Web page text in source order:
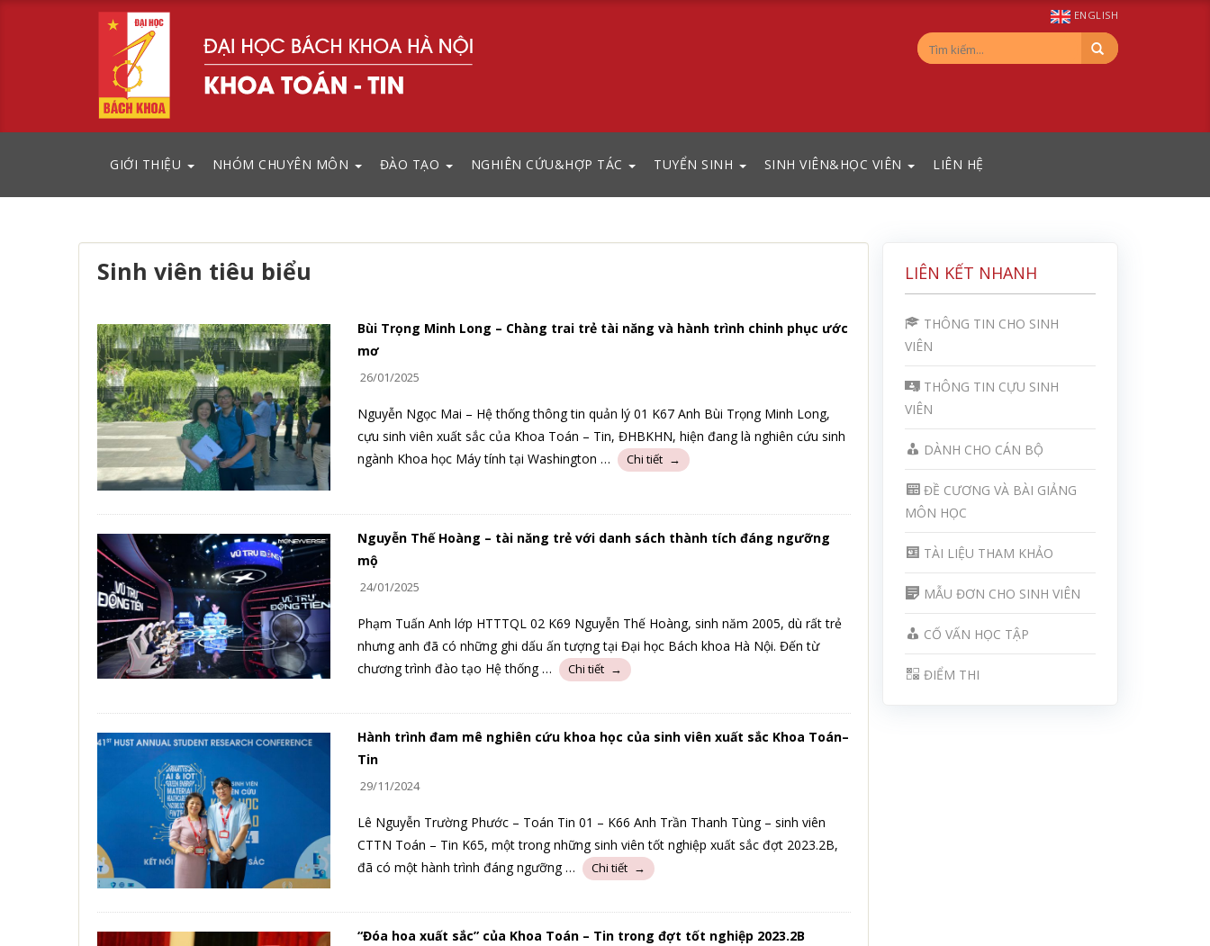
ENGLISH
GIỚI THIỆU NHÓM CHUYÊN MÔN ĐÀO TẠO NGHIÊN CỨU&HỢP TÁC TUYỂN SINH SINH VIÊN&HỌC VIÊN LIÊN HỆ
LIÊN KẾT NHANH
THÔNG TIN CHO SINH
VIÊN
THÔNG TIN CỰU SINH
VIÊN
DÀNH CHO CÁN BỘ
ĐỀ CƯƠNG VÀ BÀI GIẢNG
MÔN HỌC
TÀI LIỆU THAM KHẢO
MẪU ĐƠN CHO SINH VIÊN
CỐ VẤN HỌC TẬP
ĐIỂM THI
Sinh viên tiêu biểu
Bùi Trọng Minh Long – Chàng trai trẻ tài năng và hành trình chinh phục ước
mơ
26/01/2025
Nguyễn Ngọc Mai – Hệ thống thông tin quản lý 01 K67 Anh Bùi Trọng Minh Long,
cựu sinh viên xuất sắc của Khoa Toán – Tin, ĐHBKHN, hiện đang là nghiên cứu sinh
ngành Khoa học Máy tính tại Washington …
Nguyễn Thế Hoàng – tài năng trẻ với danh sách thành tích đáng ngưỡng
mộ
24/01/2025
Phạm Tuấn Anh lớp HTTTQL 02 K69 Nguyễn Thế Hoàng, sinh năm 2005, dù rất trẻ
nhưng anh đã có những ghi dấu ấn tượng tại Đại học Bách khoa Hà Nội. Đến từ
chương trình đào tạo Hệ thống …
Hành trình đam mê nghiên cứu khoa học của sinh viên xuất sắc Khoa Toán–
Tin
29/11/2024
Lê Nguyễn Trường Phước – Toán Tin 01 – K66 Anh Trần Thanh Tùng – sinh viên
CTTN Toán – Tin K65, một trong những sinh viên tốt nghiệp xuất sắc đợt 2023.2B,
đã có một hành trình đáng ngưỡng …
“Đóa hoa xuất sắc” của Khoa Toán – Tin trong đợt tốt nghiệp 2023.2B